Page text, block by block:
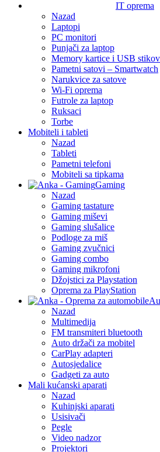
IT oprema
Nazad
Laptopi
PC monitori
Punjači za laptop
Memory kartice i USB
Pametni satovi – Smartwatch
Narukvice za satove
Wi-Fi oprema
Futrole za laptop
Ruksaci
Torbe
Mobiteli i tableti
Nazad
Tableti
Pametni telefoni
Mobiteli sa tipkama
Gaming
Nazad
Gaming tastature
Gaming miševi
Gaming slušalice
Podloge za miš
Gaming zvučnici
Gaming combo
Gaming mikrofoni
Džojstici za Playstation
Oprema za PlayStation
Nazad
Multimedija
FM transmiteri bluetooth
Auto držači za mobitel
CarPlay adapteri
Autosjedalice
Gadgeti za auto
Mali kućanski aparati
Nazad
Kuhinjski aparati
Usisivači
Pegle
Video nadzor
Projektori